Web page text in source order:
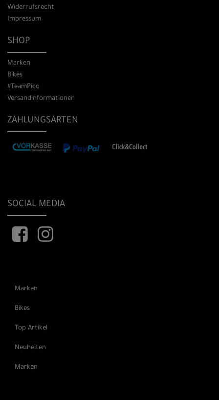
Widerrufsrecht
Impressum
SHOP
Marken
Bikes
#TeamPico
Versandinformationen
ZAHLUNGSARTEN
SOCIAL MEDIA
Marken
Bikes
Top Artikel
Neuheiten
Marken